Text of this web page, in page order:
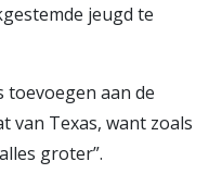
jeugd te
toevoegen aan de
van Texas, want zoals
groter”.